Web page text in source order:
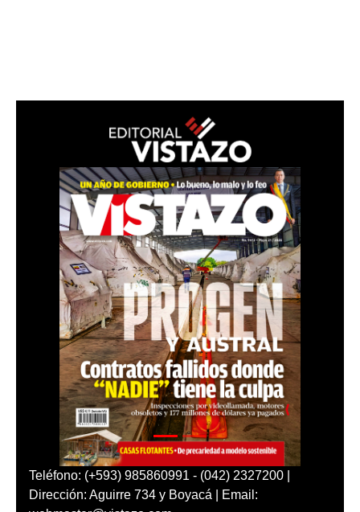
Teléfono: (+593) 985860991 - (042) 2327200 |
Dirección: Aguirre 734 y Boyacá | Email: